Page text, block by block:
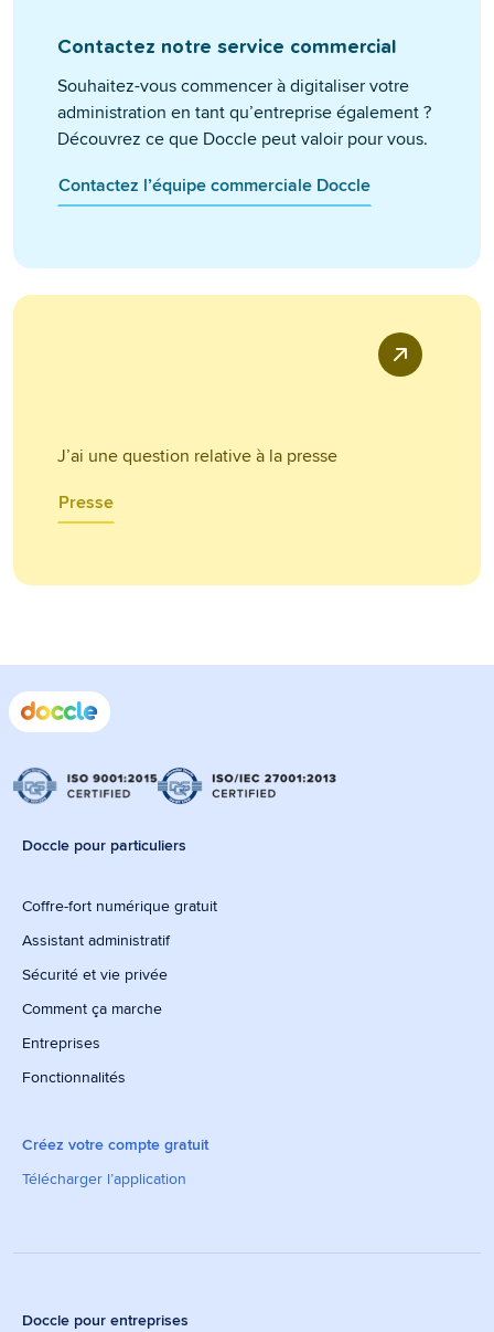
Contactez notre service commercial
Souhaitez-vous commencer à digitaliser votre
administration en tant qu’entreprise également ?
Découvrez ce que Doccle peut valoir pour vous.
Contactez l’équipe commerciale Doccle
J’ai une question relative à la presse
Presse
Doccle pour particuliers
Coffre-fort numérique gratuit
Assistant administratif
Sécurité et vie privée
Comment ça marche
Entreprises
Fonctionnalités
Créez votre compte gratuit
Télécharger l’application
Doccle pour entreprises